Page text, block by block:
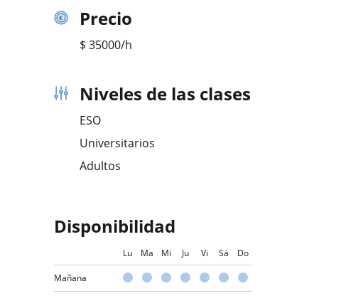
Precio
$ 35000/h
Niveles de las clases
ESO
Universitarios
Adultos
Disponibilidad
Lu Ma Mi Ju Vi Sá Do
Mañana